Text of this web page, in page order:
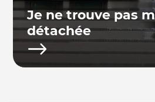
Je ne trouve pas
détachée